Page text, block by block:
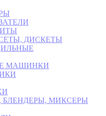
ДИСКЕТЫ
МАШИНКИ
БЛЕНДЕРЫ, МИКСЕРЫ